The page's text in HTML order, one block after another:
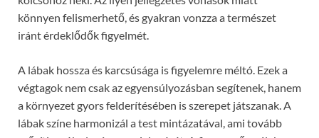
könnyen felismerhető, és gyakran vonzza a természet
iránt érdeklődők figyelmét.
A lábak hossza és karcsúsága is figyelemre méltó. Ezek a
végtagok nem csak az egyensúlyozásban segítenek, hanem
a környezet gyors felderítésében is szerepet játszanak. A
lábak színe harmonizál a test mintázatával, ami tovább